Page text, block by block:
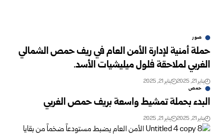
صور
حملة أمنية لإدارة الأمن العام في ريف حمص الشمالي
الغربي لملاحقة فلول ميليشيات الأسد.
يناير 21, 2025 يناير 21, 2025
حمص
البدء بحملة تمشيط واسعة بريف حمص الغربي
يناير 21, 2025 يناير 21, 2025